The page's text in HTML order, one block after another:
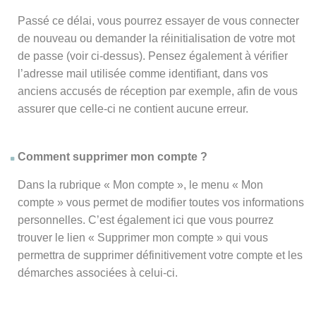
Passé ce délai, vous pourrez essayer de vous connecter
de nouveau ou demander la réinitialisation de votre mot
de passe (voir ci-dessus). Pensez également à vérifier
l’adresse mail utilisée comme identifiant, dans vos
anciens accusés de réception par exemple, afin de vous
assurer que celle-ci ne contient aucune erreur.
Comment supprimer mon compte ?
Dans la rubrique « Mon compte », le menu « Mon
compte » vous permet de modifier toutes vos informations
personnelles. C’est également ici que vous pourrez
trouver le lien « Supprimer mon compte » qui vous
permettra de supprimer définitivement votre compte et les
démarches associées à celui-ci.